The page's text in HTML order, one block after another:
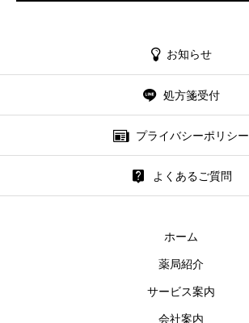
お知らせ
処方箋受付
プライバシーポリシー
よくあるご質問
ホーム
薬局紹介
サービス案内
会社案内